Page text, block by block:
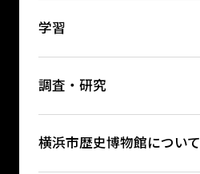
学習
調査・研究
横浜市歴史博物館について